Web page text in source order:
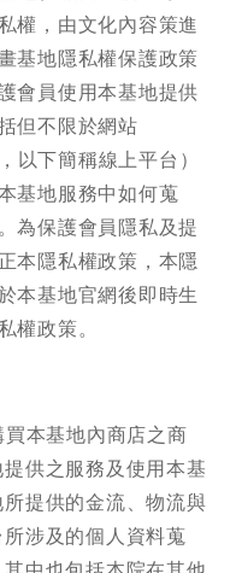
權，由文化內容策進
基地隱私權保護政策
會員使用本基地提供
但不限於網站
以下簡稱線上平台）
基地服務中如何蒐
為保護會員隱私及提
本隱私權政策，本隱
本基地官網後即時生
權政策。
本基地內商店之商
供之服務及使用本基
提供的金流、物流與
涉及的個人資料蒐